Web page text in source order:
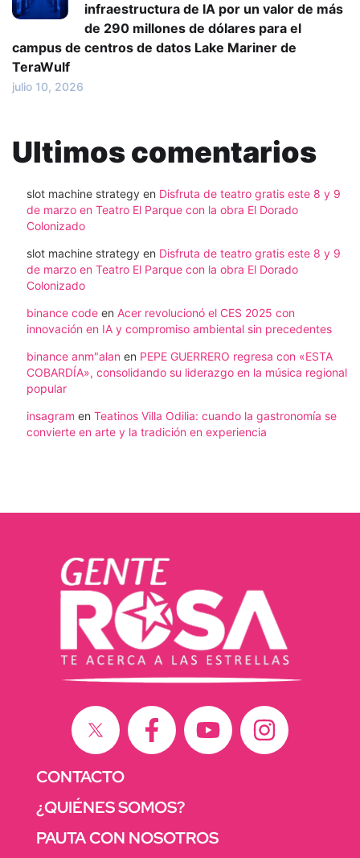
infraestructura de IA por un valor de más
de 290 millones de dólares para el
campus de centros de datos Lake Mariner de
TeraWulf
julio 10, 2026
Ultimos comentarios
slot machine strategy en Disfruta de teatro gratis este 8 y 9
de marzo en Teatro El Parque con la obra El Dorado
Colonizado
slot machine strategy en Disfruta de teatro gratis este 8 y 9
de marzo en Teatro El Parque con la obra El Dorado
Colonizado
binance code en Acer revolucionó el CES 2025 con
innovación en IA y compromiso ambiental sin precedentes
binance anm"alan en PEPE GUERRERO regresa con «ESTA
COBARDÍA», consolidando su liderazgo en la música regional
popular
insagram en Teatinos Villa Odilia: cuando la gastronomía se
convierte en arte y la tradición en experiencia
CONTACTO
¿QUIÉNES SOMOS?
PAUTA CON NOSOTROS